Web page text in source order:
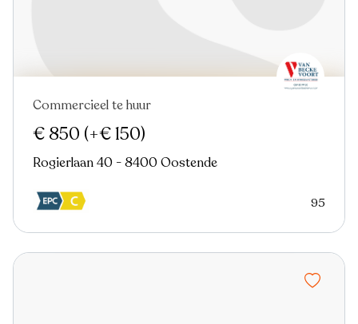
Commercieel te huur
€ 850 (+€ 150)
Rogierlaan 40 - 8400 Oostende
95